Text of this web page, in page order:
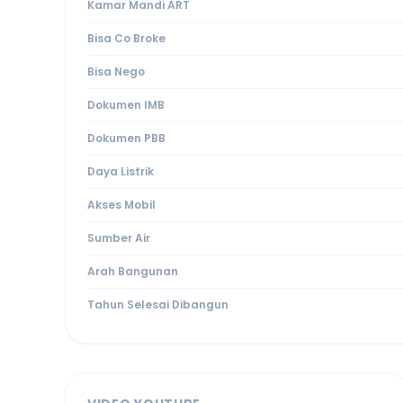
Kamar Mandi ART
Bisa Co Broke
Bisa Nego
Dokumen IMB
Dokumen PBB
Daya Listrik
Akses Mobil
Sumber Air
Arah Bangunan
Tahun Selesai Dibangun